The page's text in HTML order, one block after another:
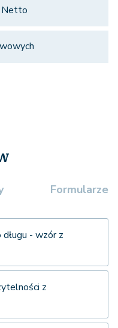
Netto
Formularze
- wzór z
z